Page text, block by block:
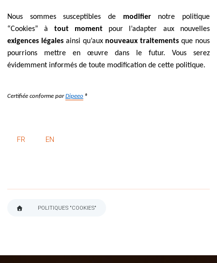
Nous sommes susceptibles de modifiernotre politique
“Cookies” à tout momentpour l’adapter aux nouvelles
exigences légalesainsi qu’aux nouveaux traitements que nous
pourrions mettre en œuvre dans le futur. Vous serez
évidemment informés de toute modification de cette politique.
Certifiée conforme parDipeeo ®
FR EN
POLITIQUES "COOKIES"